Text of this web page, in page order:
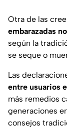
Otra de las
embarazadas
según la
se seque o
Las
entre usuarios
más remedios
generaciones
consejos